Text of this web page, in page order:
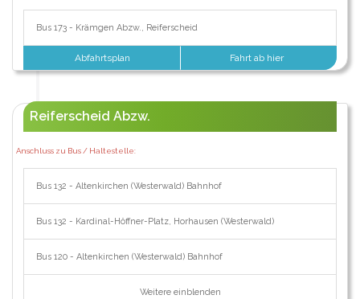
Bus 173 - Krämgen Abzw., Reiferscheid
Abfahrtsplan Fahrt ab hier
Reiferscheid Abzw.
Anschluss zu Bus / Haltestelle:
Bus 132 - Altenkirchen (Westerwald) Bahnhof
Bus 132 - Kardinal-Höffner-Platz, Horhausen (Westerwald)
Bus 120 - Altenkirchen (Westerwald) Bahnhof
Weitere einblenden